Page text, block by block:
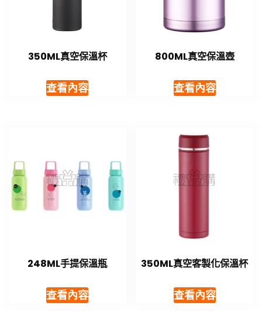
350ML真空保溫杯
查看內容
800ML真空保溫壺
查看內容
248ML手提保溫瓶
查看內容
350ML真空客製化保溫杯
查看內容